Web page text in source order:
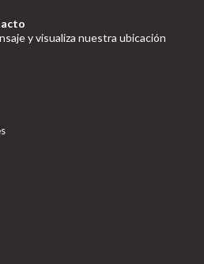
y visualiza nuestra ubicación